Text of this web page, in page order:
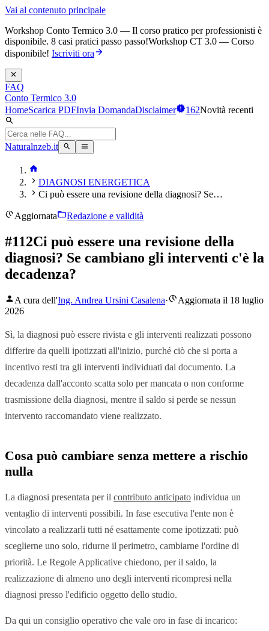
Vai al contenuto principale
Workshop Conto Termico 3.0 — Il corso pratico per professionisti è
disponibile. 8 casi pratici passo passo!Workshop CT 3.0 — Corso
disponibile! Iscriviti ora
FAQ
Conto Termico 3.0
HomeScarica PDFInvia DomandaDisclaimer 162Novità recenti
Naturalnzeb.it
DIAGNOSI ENERGETICA
Ci può essere una revisione della diagnosi? Se…
Aggiornata Redazione e validità
#112Ci può essere una revisione della
diagnosi? Se cambiano gli interventi c'è la
decadenza?
A cura dell'Ing. Andrea Ursini Casalena·
Aggiornata il 18 luglio
2026
Sì, la diagnosi può essere rivista e gli interventi realizzati possono
differire da quelli ipotizzati all'inizio, purché ciò che si porta a
incentivo resti tra gli interventi individuati dal documento. La
decadenza dall'acconto scatta solo per mancata o non conforme
trasmissione della diagnosi, mentre il saldo si perde se nessun
intervento raccomandato viene realizzato.
Cosa può cambiare senza mettere a rischio
nulla
La diagnosi presentata per il contributo anticipato individua un
ventaglio di interventi possibili. In fase esecutiva l'ente non è
vincolato a realizzarli tutti né esattamente come ipotizzati: può
sceglierne uno solo, ridurne il perimetro, cambiarne l'ordine di
priorità. Le Regole Applicative chiedono, per il saldo, la
realizzazione di almeno uno degli interventi ricompresi nella
diagnosi presso l'edificio oggetto dello studio.
Da qui un consiglio operativo che vale oro in fase di incarico: